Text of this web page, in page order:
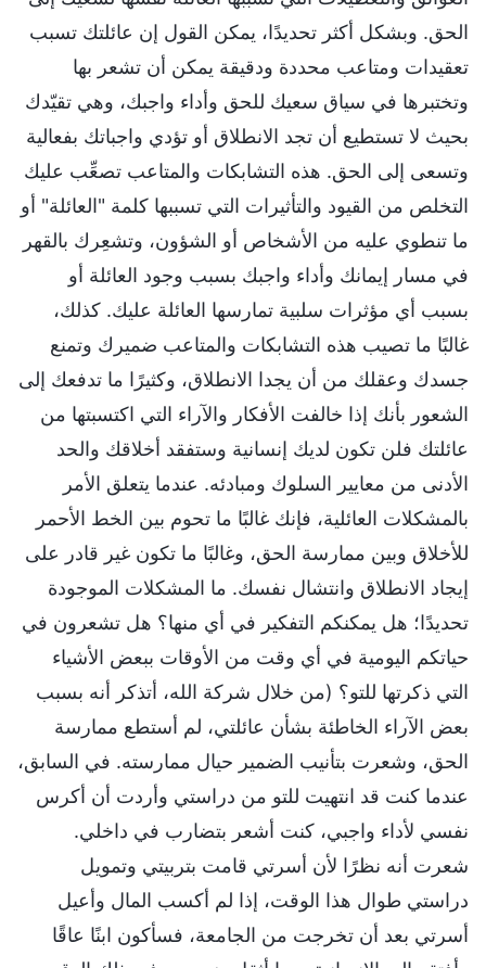
الحق. وبشكل أكثر تحديدًا، يمكن القول إن عائلتك تسبب
تعقيدات ومتاعب محددة ودقيقة يمكن أن تشعر بها
وتختبرها في سياق سعيك للحق وأداء واجبك، وهي تقيّدك
بحيث لا تستطيع أن تجد الانطلاق أو تؤدي واجباتك بفعالية
وتسعى إلى الحق. هذه التشابكات والمتاعب تصعِّب عليك
التخلص من القيود والتأثيرات التي تسببها كلمة "العائلة" أو
ما تنطوي عليه من الأشخاص أو الشؤون، وتشعِرك بالقهر
في مسار إيمانك وأداء واجبك بسبب وجود العائلة أو
بسبب أي مؤثرات سلبية تمارسها العائلة عليك. كذلك،
غالبًا ما تصيب هذه التشابكات والمتاعب ضميرك وتمنع
جسدك وعقلك من أن يجدا الانطلاق، وكثيرًا ما تدفعك إلى
الشعور بأنك إذا خالفت الأفكار والآراء التي اكتسبتها من
عائلتك فلن تكون لديك إنسانية وستفقد أخلاقك والحد
الأدنى من معايير السلوك ومبادئه. عندما يتعلق الأمر
بالمشكلات العائلية، فإنك غالبًا ما تحوم بين الخط الأحمر
للأخلاق وبين ممارسة الحق، وغالبًا ما تكون غير قادر على
إيجاد الانطلاق وانتشال نفسك. ما المشكلات الموجودة
تحديدًا؛ هل يمكنكم التفكير في أي منها؟ هل تشعرون في
حياتكم اليومية في أي وقت من الأوقات ببعض الأشياء
التي ذكرتها للتو؟ (من خلال شركة الله، أتذكر أنه بسبب
بعض الآراء الخاطئة بشأن عائلتي، لم أستطع ممارسة
الحق، وشعرت بتأنيب الضمير حيال ممارسته. في السابق،
عندما كنت قد انتهيت للتو من دراستي وأردت أن أكرس
نفسي لأداء واجبي، كنت أشعر بتضارب في داخلي.
شعرت أنه نظرًا لأن أسرتي قامت بتربيتي وتمويل
دراستي طوال هذا الوقت، إذا لم أكسب المال وأعيل
أسرتي بعد أن تخرجت من الجامعة، فسأكون ابنًا عاقًا